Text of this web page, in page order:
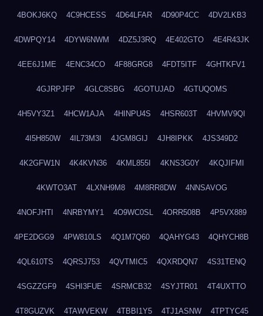
4BOKJ6KQ 4C9HCESS 4D64LFAR 4D90P4CC 4DV2LKB3
4DWPQY14 4DYW6NWM 4DZ5J3RQ 4E402GTO 4E4R43JK
4EE6J1ME 4ENC34CO 4F88GRG8 4FDT5ITF 4GHTKFV1
4GJRPJFP 4GLC8SBG 4GOTUJAD 4GTUQOMS
4H5VY3Z1 4HCW1AJA 4HINPU4S 4HSR603T 4HVMV9QI
4I5H850W 4IL73M3I 4JGM8GIJ 4JH8IPKK 4JS349D2
4K2GFW1N 4K4KVN36 4KML855I 4KNS3G0Y 4KQJIFMI
4KWTO3AT 4LXNH9M8 4M8RR8DW 4NNSAVOG
4NOFJHTI 4NRBYMY1 4O9WC0SL 4ORR508B 4P5VX889
4PE2DGG9 4PW810LS 4Q1M7Q60 4QAHYG43 4QHYCH8B
4QL610TS 4QRSJ753 4QVTMIC5 4QXRDQN7 4S31TENQ
4SGZZGF9 4SHI3FUE 4SRMCB32 4SYJTR01 4T4UXTTO
4T8GUZVK 4TAWVEKW 4TBBI1Y5 4TJ1ASNW 4TPTYC45